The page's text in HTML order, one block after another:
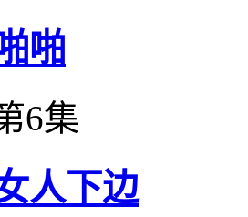
啪
6集
人下边